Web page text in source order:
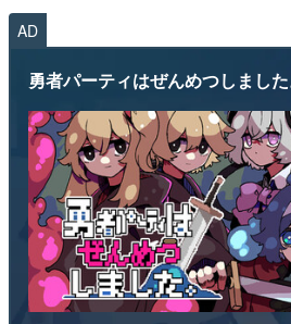
AD
勇者パーティはぜんめつしました